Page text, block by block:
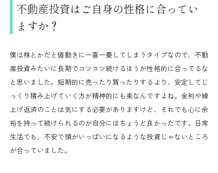
不動産投資はご自身の性格に合ってい
ますか？
僕は株とかだと値動きに一喜一憂してしまうタイプなので、不動
産投資みたいに長期でコツコツ続けるほうが性格的に合ってるな
と思いました。短期的に売ったり買ったりするより、安定してじ
っくり積み上げていく方が精神的にも楽なんですよね。金利や繰
上げ返済のことは気にする必要がありますけど、それでも心に余
裕を持って続けられるのが自分にはちょうど良かったです。日常
生活でも、不安で頭がいっぱいになるような投資じゃないところ
が合っていました。